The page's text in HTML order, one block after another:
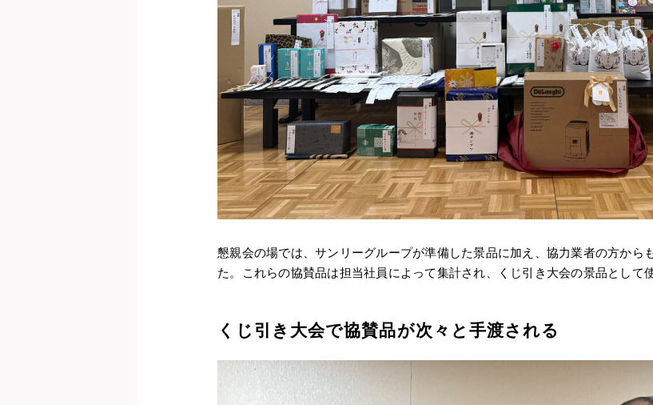
懇親会の場では、サンリーグループが準備した景品に加え、協力業者の方から
た。これらの協賛品は担当社員によって集計され、くじ引き大会の景品として
くじ引き大会で協賛品が次々と手渡される